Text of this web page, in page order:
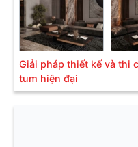
Giải pháp thiết kế và thi
tum hiện đại